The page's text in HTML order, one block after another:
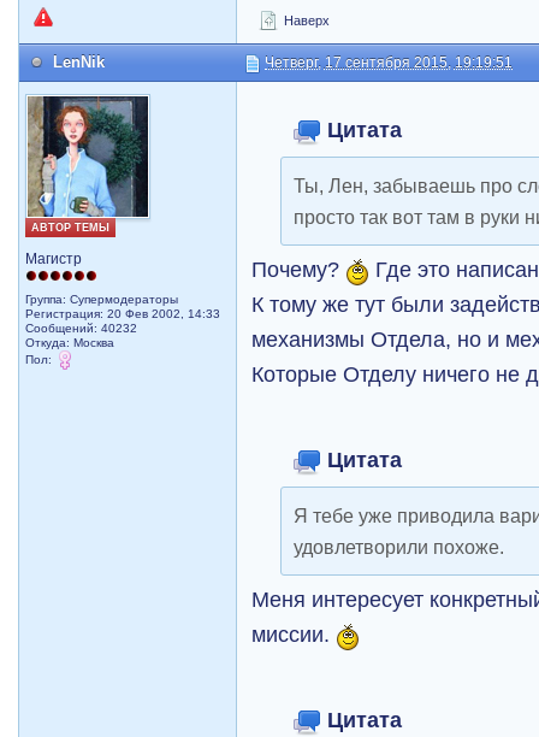
Наверх
LenNik Четверг, 17 сентября 2015, 19:19:51
АВТОР ТЕМЫ
Магистр
Группа: Супермодераторы
Регистрация: 20 Фев 2002, 14:33
Сообщений: 40232
Откуда: Москва
Пол:
Цитата
Ты, Лен, забываешь про
просто так вот там в руки
Почему?
Где это
К тому же тут были
механизмы Отдела, но и
Которые Отделу ничего не
Цитата
Я тебе уже приводила
удовлетворили похоже.
Меня интересует
миссии.
Цитата